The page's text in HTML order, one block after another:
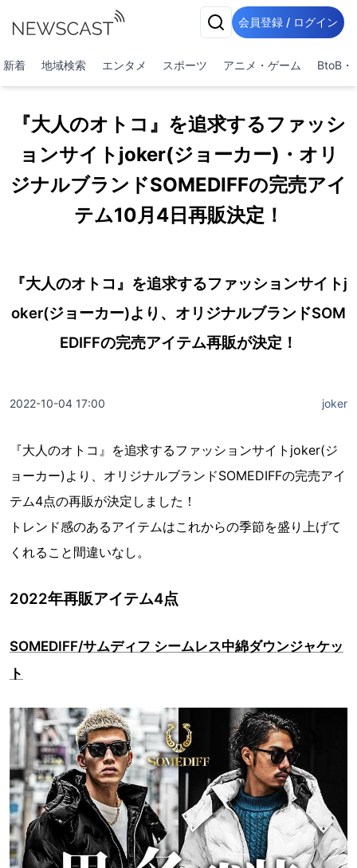
会員登録 / ログイン
新着 地域検索 エンタメ スポーツ アニメ・ゲーム BtoB・
『大人のオトコ』を追求するファッシ
ョンサイトjoker(ジョーカー)・オリ
ジナルブランドSOMEDIFFの完売アイ
テム10月4日再販決定！
『大人のオトコ』を追求するファッションサイトj
oker(ジョーカー)より、オリジナルブランドSOM
EDIFFの完売アイテム再販が決定！
2022-10-04 17:00 joker
『大人のオトコ』を追求するファッションサイトjoker(ジ
ョーカー)より、オリジナルブランドSOMEDIFFの完売アイ
テム4点の再販が決定しました！
トレンド感のあるアイテムはこれからの季節を盛り上げて
くれること間違いなし。
2022年再販アイテム4点
SOMEDIFF/サムディフ シームレス中綿ダウンジャケッ
ト